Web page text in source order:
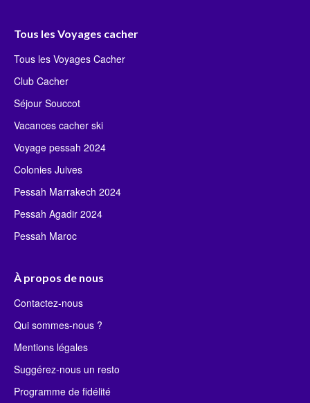
Tous les Voyages cacher
Tous les Voyages Cacher
Club Cacher
Séjour Souccot
Vacances cacher ski
Voyage pessah 2024
Colonies Juives
Pessah Marrakech 2024
Pessah Agadir 2024
Pessah Maroc
À propos de nous
Contactez-nous
Qui sommes-nous ?
Mentions légales
Suggérez-nous un resto
Programme de fidélité